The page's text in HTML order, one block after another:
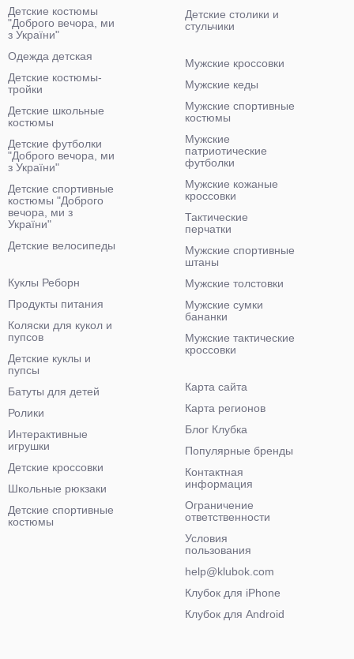
Детские столики и
стульчики
Детские костюмы
"Доброго вечора, ми
з України"
Одежда детская
Детские костюмы-
тройки
Детские школьные
костюмы
Детские футболки
"Доброго вечора, ми
з України"
Детские спортивные
костюмы "Доброго
вечора, ми з
України"
Детские велосипеды
Мужские кроссовки
Мужские кеды
Мужские спортивные
костюмы
Мужские
патриотические
футболки
Мужские кожаные
кроссовки
Тактические
перчатки
Мужские спортивные
штаны
Мужские толстовки
Мужские сумки
бананки
Мужские тактические
кроссовки
Куклы Реборн
Продукты питания
Коляски для кукол и
пупсов
Детские куклы и
пупсы
Батуты для детей
Ролики
Интерактивные
игрушки
Детские кроссовки
Школьные рюкзаки
Детские спортивные
костюмы
Карта сайта
Карта регионов
Блог Клубка
Популярные бренды
Контактная
информация
Ограничение
ответственности
Условия
пользования
help@klubok.com
Клубок для iPhone
Клубок для Android